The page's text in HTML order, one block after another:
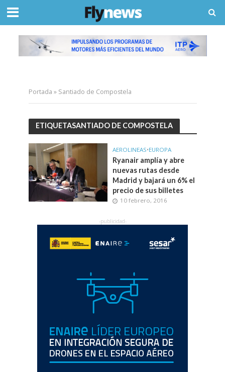
Portada » Santiado de Compostela
ETIQUETASANTIADO DE COMPOSTELA
AEROLINEAS•EUROPA
Ryanair amplía y abre
nuevas rutas desde
Madrid y bajará un 6% el
precio de sus billetes
10 febrero, 2016